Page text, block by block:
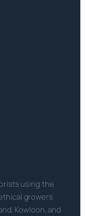
using the
growers
Kowloon, and